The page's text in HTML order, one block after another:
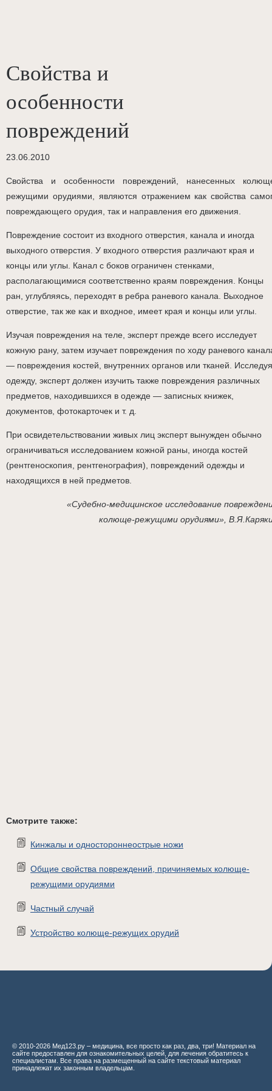
Свойства и
особенности
повреждений
23.06.2010
Свойства и особенности повреждений, нанесенных
режущими орудиями, являются отражением как свойства
повреждающего орудия, так и направления его движения.
Повреждение состоит из входного отверстия, канала и иногда
выходного отверстия. У входного отверстия различают края и
концы или углы. Канал с боков ограничен стенками,
располагающимися соответственно краям повреждения. Концы
ран, углубляясь, переходят в ребра раневого канала. Выходное
отверстие, так же как и входное, имеет края и концы или углы.
Изучая повреждения на теле, эксперт прежде всего исследует
кожную рану, затем изучает повреждения по ходу раневого
— повреждения костей, внутренних органов или тканей. Исследуя
одежду, эксперт должен изучить также повреждения различных
предметов, находившихся в одежде — записных книжек,
документов, фотокарточек и т. д.
При освидетельствовании живых лиц эксперт вынужден обычно
ограничиваться исследованием кожной раны, иногда костей
(рентгеноскопия, рентгенография), повреждений одежды и
находящихся в ней предметов.
«Судебно-медицинское исследование
колюще-режущими орудиями»,
Смотрите также:
Кинжалы и одностороннеострые ножи
Общие свойства повреждений, причиняемых колюще-
режущими орудиями
Частный случай
Устройство колюще-режущих орудий
© 2010-2026 Мед123.ру – медицина, все просто как раз, два, три! Материал на
сайте предоставлен для ознакомительных целей, для лечения обратитесь к
специалистам. Все права на размещенный на сайте текстовый материал
принадлежат их законным владельцам.